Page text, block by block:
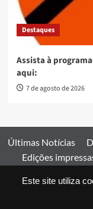
Este site utiliza
Destaques
Assista à
aqui:
7 de agosto de 2026
Últimas Notícias
Edições
Comercial